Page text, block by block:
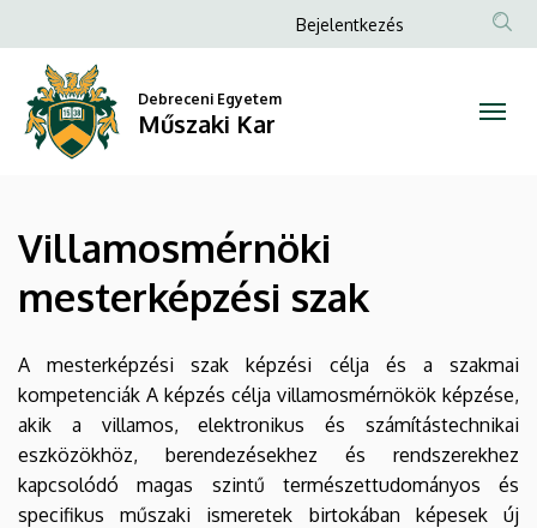
Villamosmérnöki
mesterképzési
szak
Műszaki
Kar
a
tartalomra
Anonim
Bejelentkezés
Debreceni Egyetem
Műszaki Kar
Villamosmérnöki
mesterképzési szak
A mesterképzési szak képzési célja és a szakmai
kompetenciák A képzés célja villamosmérnökök képzése,
akik a villamos, elektronikus és számítástechnikai
eszközökhöz, berendezésekhez és rendszerekhez
kapcsolódó magas szintű természettudományos és
specifikus műszaki ismeretek birtokában képesek új